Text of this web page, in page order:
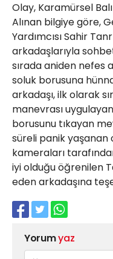
Olay, Karamürsel
Alınan bilgiye göre,
Yardımcısı Sahir
arkadaşlarıyla
sırada aniden nefes
soluk borusuna
arkadaşı, ilk olarak
manevrası
borusunu tıkayan
süreli panik yaşanan
kameraları
iyi olduğu öğrenilen
eden arkadaşına
Yorumyaz